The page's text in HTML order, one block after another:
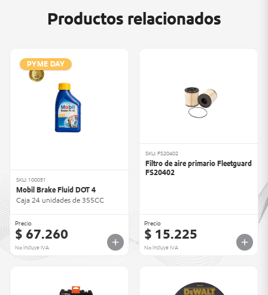
Productos relacionados
PYME DAY
SKU: 100051
Mobil Brake Fluid DOT 4
Caja 24 unidades de 355CC
Precio
$ 67.260
No incluye IVA
SKU: FS20402
Filtro de aire primario Fleetguard
FS20402
Precio
$ 15.225
No incluye IVA